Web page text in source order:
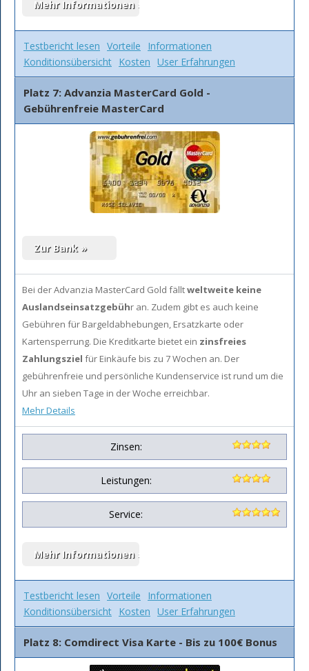
Testbericht lesen Vorteile
Informationen
Konditionsübersicht Kosten User Erfahrungen
Platz 7: Advanzia MasterCard Gold -
Gebührenfreie MasterCard
Bei der Advanzia MasterCard Gold fälltweltweite keine
Auslandseinsatzgebühr an. Zudem gibt es auch keine
Gebühren für Bargeldabhebungen, Ersatzkarte oder
Kartensperrung. Die Kreditkarte bietet ein zinsfreies
Zahlungsziel für Einkäufe bis zu 7 Wochen an. Der
gebührenfreie und persönliche Kundenservice ist rund um die
Uhr an sieben Tage in der Woche erreichbar.
Mehr Details
Zinsen:
Leistungen:
Service:
Testbericht lesen Vorteile
Informationen
Konditionsübersicht Kosten User Erfahrungen
Platz 8: Comdirect Visa Karte - Bis zu 100€ Bonus